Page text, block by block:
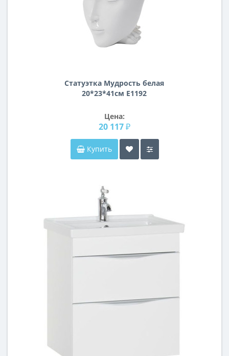
Статуэтка Мудрость белая
20*23*41см E1192
Цена:
20 117 ₽
Купить